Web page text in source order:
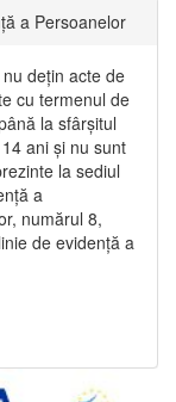
a Persoanelor
dețin acte de
cu termenul de
la sfârșitul
ani și nu sunt
la sediul
a
numărul 8,
de evidență a